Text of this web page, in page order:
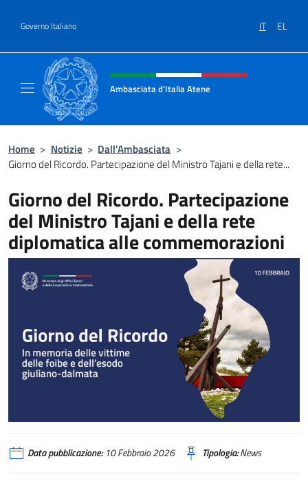
Governo Italiano IT EL
Intestazione sito, social e menù
Ambasciata d'Italia Atene
Home > Notizie > Dall’Ambasciata >
Giorno del Ricordo. Partecipazione del Ministro Tajani e della rete...
Giorno del Ricordo. Partecipazione
del Ministro Tajani e della rete
diplomatica alle commemorazioni
Data pubblicazione:10 Febbraio 2026 Tipologia:News